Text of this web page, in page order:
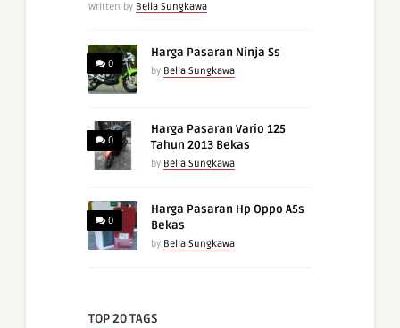
Written by Bella Sungkawa
0
Harga Pasaran Ninja Ss
by Bella Sungkawa
0
Harga Pasaran Vario 125
Tahun 2013 Bekas
by Bella Sungkawa
0
Harga Pasaran Hp Oppo A5s
Bekas
by Bella Sungkawa
TOP 20 TAGS